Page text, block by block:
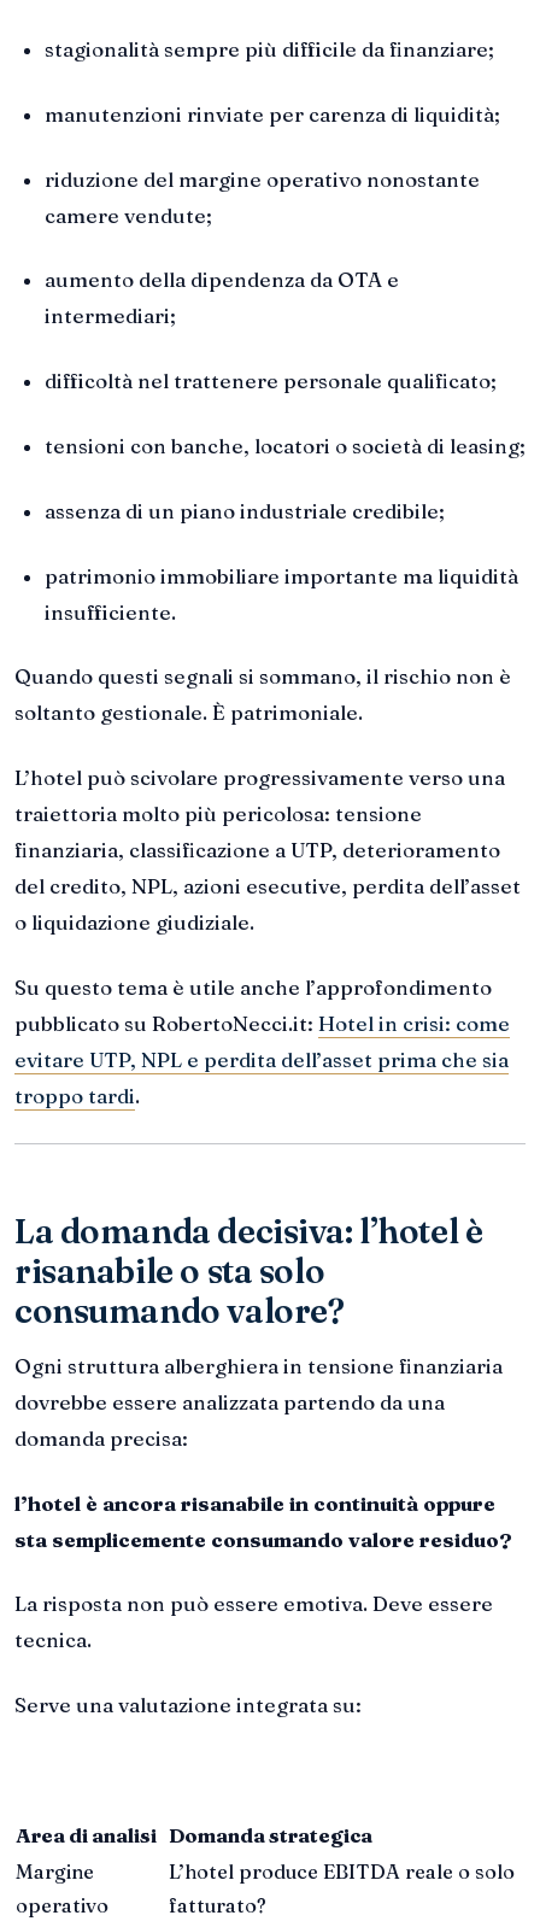
stagionalità sempre più difficile da finanziare;
manutenzioni rinviate per carenza di liquidità;
riduzione del margine operativo nonostante
camere vendute;
aumento della dipendenza da OTA e
intermediari;
difficoltà nel trattenere personale qualificato;
tensioni con banche, locatori o società di leasing;
assenza di un piano industriale credibile;
patrimonio immobiliare importante ma liquidità
insufficiente.
Quando questi segnali si sommano, il rischio non è
soltanto gestionale. È patrimoniale.
L’hotel può scivolare progressivamente verso una
traiettoria molto più pericolosa: tensione
finanziaria, classificazione a UTP, deterioramento
del credito, NPL, azioni esecutive, perdita dell’asset
o liquidazione giudiziale.
Su questo tema è utile anche l’approfondimento
pubblicato su RobertoNecci.it: Hotel in crisi: come
evitare UTP, NPL e perdita dell’asset prima che sia
troppo tardi.
La domanda decisiva: l’hotel è
risanabile o sta solo
consumando valore?
Ogni struttura alberghiera in tensione finanziaria
dovrebbe essere analizzata partendo da una
domanda precisa:
l’hotel è ancora risanabile in continuità oppure
sta semplicemente consumando valore residuo?
La risposta non può essere emotiva. Deve essere
tecnica.
Serve una valutazione integrata su:
Area di analisi Domanda strategica
Margine
operativo
L’hotel produce EBITDA reale o solo
fatturato?